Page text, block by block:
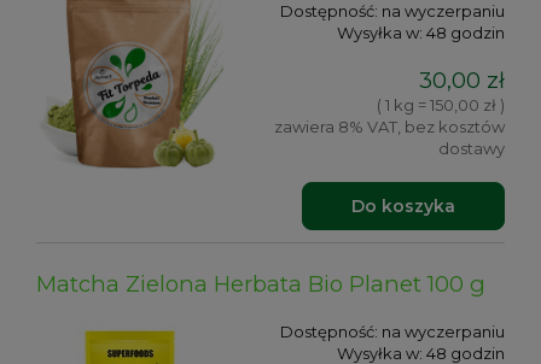
Dostępność: na wyczerpaniu
Wysyłka w: 48 godzin
30,00 zł
( 1 kg = 150,00 zł )
zawiera 8% VAT, bez kosztów
dostawy
Do koszyka
Matcha Zielona Herbata Bio Planet 100 g
Dostępność: na wyczerpaniu
Wysyłka w: 48 godzin